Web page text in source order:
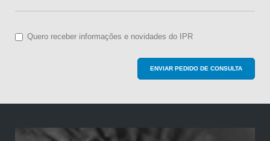
Quero receber informações e novidades do IPR
ENVIAR PEDIDO DE CONSULTA